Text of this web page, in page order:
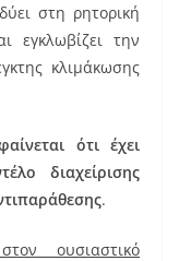
στη ρητορική
εγκλωβίζει την
κλιμάκωσης
ότι έχει
διαχείρισης
.
ουσιαστικό